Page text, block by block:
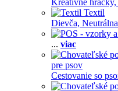
Kreatívne hračky,
Textil
Dievča,
... viac
pre psov
Cestovanie so